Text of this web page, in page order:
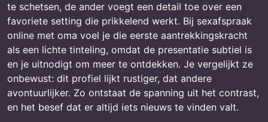
te schetsen, de ander voegt een detail toe over een
favoriete setting die prikkelend werkt. Bij sexafspraak
online met oma voel je die eerste aantrekkingskracht
als een lichte tinteling, omdat de presentatie subtiel is
en je uitnodigt om meer te ontdekken. Je vergelijkt ze
onbewust: dit profiel lijkt rustiger, dat andere
avontuurlijker. Zo ontstaat de spanning uit het contrast,
en het besef dat er altijd iets nieuws te vinden valt.